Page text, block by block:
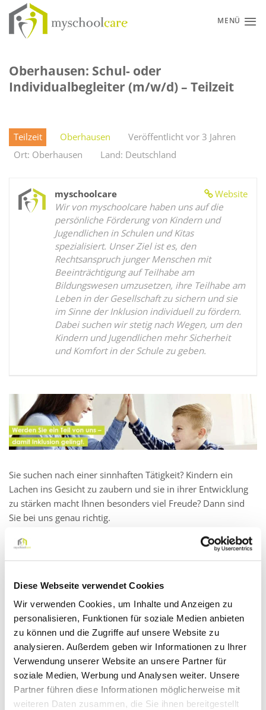
Diese Webseite verwendet Cookies
Wir verwenden Cookies, um Inhalte und Anzeigen zu
personalisieren, Funktionen für soziale Medien anbieten
zu können und die Zugriffe auf unsere Website zu
analysieren. Außerdem geben wir Informationen zu Ihrer
Verwendung unserer Website an unsere Partner für
soziale Medien, Werbung und Analysen weiter. Unsere
Partner führen diese Informationen möglicherweise mit
weiteren Daten zusammen, die Sie ihnen bereitgestellt
Zum
Inhalt
springen
MENÜ
Oberhausen: Schul- oder
Individualbegleiter (m/w/d) – Teilzeit
Teilzeit Oberhausen
Veröffentlicht vor 3 Jahren
Ort: Oberhausen
Land: Deutschland
Website
myschoolcare
Wir von myschoolcare haben uns auf die
persönliche Förderung von Kindern und
Jugendlichen in Schulen und Kitas
spezialisiert. Unser Ziel ist es, den
Rechtsanspruch junger Menschen mit
Beeinträchtigung auf Teilhabe am
Bildungswesen umzusetzen, ihre Teilhabe am
Leben in der Gesellschaft zu sichern und sie
im Sinne der Inklusion individuell zu fördern.
Dabei suchen wir stetig nach Wegen, um den
Kindern und Jugendlichen mehr Sicherheit
und Komfort in der Schule zu geben.
Sie suchen nach einer sinnhaften Tätigkeit? Kindern ein
Lachen ins Gesicht zu zaubern und sie in ihrer Entwicklung
zu stärken macht Ihnen besonders viel Freude? Dann sind
Sie bei uns genau richtig.
Schulbegleiter oder Individualbegleiter (m/w/d) in
Oberhausen in Teil oder Vollzeit
Darauf können Sie sich freuen:
Eine leistungsgerechte Vergütung
Gute Vereinbarkeit von Beruf und Familie
Einen Arbeitsplatz in unmittelbarer Nähe (Regel- oder
Förderschule)
Sicherer Arbeitgeber auch in Krisenzeiten